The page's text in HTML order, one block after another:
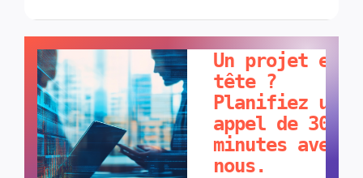
Un projet en
tête ?
Planifiez un
appel de 30
minutes avec
nous.